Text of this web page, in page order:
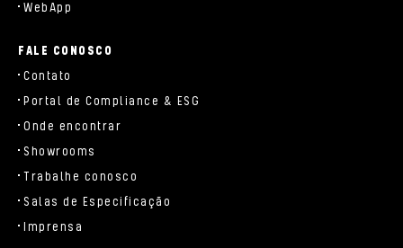
WebApp
FALE CONOSCO
Contato
Portal de Compliance & ESG
Onde encontrar
Showrooms
Trabalhe conosco
Salas de Especificação
Imprensa